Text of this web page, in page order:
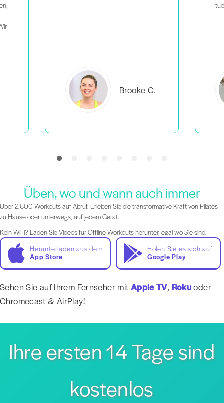
Everlea B.
Üben, wo und wann auch immer
Über 2.600 Workouts auf Abruf. Erleben Sie die transformative Kraft von Pilates
zu Hause oder unterwegs, auf jedem Gerät.
Kein WiFi? Laden Sie Videos für Offline-Workouts herunter, egal wo Sie sind.
Herunterladen aus dem
App Store
Holen Sie es sich auf
Google Play
Sehen Sie auf Ihrem Fernseher mit Apple TV, Rokuoder
Chromecast & AirPlay!
Ihre ersten 14 Tage sind
kostenlos